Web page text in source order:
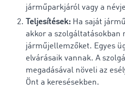
járműparkjáról vagy a
Teljesítések: Ha saját
akkor a szolgáltatásokban
járműjellemzőket. Egyes
elvárásaik vannak. A
megadásával növeli az
Önt a keresésekben.